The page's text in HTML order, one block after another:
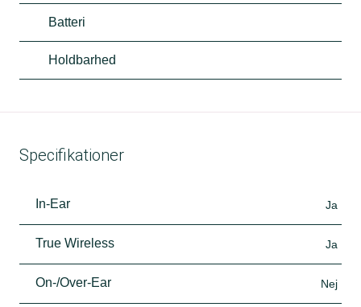
Batteri
Holdbarhed
Specifikationer
In-Ear Ja
True Wireless Ja
On-/Over-Ear Nej